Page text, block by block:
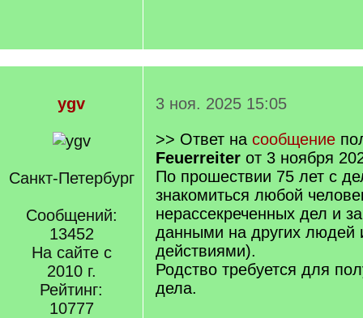
ygv
Санкт-Петербург
Сообщений:
13452
На сайте с
2010 г.
Рейтинг:
10777
3 ноя. 2025 15:05
>> Ответ на сообщение
Feuerreiter от 3 ноября
По прошествии 75 лет с
знакомиться любой
нерассекреченных дел и
данными на других людей
действиями).
Родство требуется для
дела.